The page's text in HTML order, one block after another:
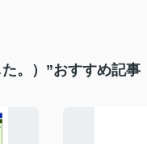
。）”おすすめ記事